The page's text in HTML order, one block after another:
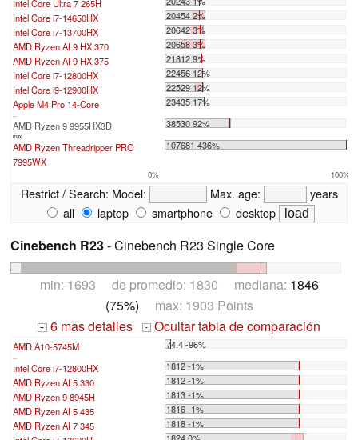
Intel Core Ultra 7 265H
Intel Core i7-14650HX
20454 2%
Intel Core i7-13700HX
20642 3%
AMD Ryzen AI 9 HX 370
20658 3%
AMD Ryzen AI 9 HX 375
21812 9%
Intel Core i7-12800HX
22456 12%
Intel Core i9-12900HX
22529 12%
Apple M4 Pro 14-Core
23435 17%
...
AMD Ryzen 9 9955HX3D 38530 92%
max:
AMD Ryzen Threadripper PRO
7995WX
107681 436%
0% 100%
Restrict / Search: Model: Max. age:
years
all
laptop smartphone desktop
Cinebench R23- Cinebench R23 Single Core
min: 1693 de promedio: 1830 mediana: 1846
(75%) max: 1903 Points
+ 6 mas detalles - Ocultar tabla de comparación
AMD A10-5745M 74.4 -96%
Intel Core i7-12800HX
1812 -1%
AMD Ryzen AI 5 330
1812 -1%
AMD Ryzen 9 8945H
1813 -1%
AMD Ryzen AI 5 435
1816 -1%
AMD Ryzen AI 7 345
1818 -1%
1824 0%